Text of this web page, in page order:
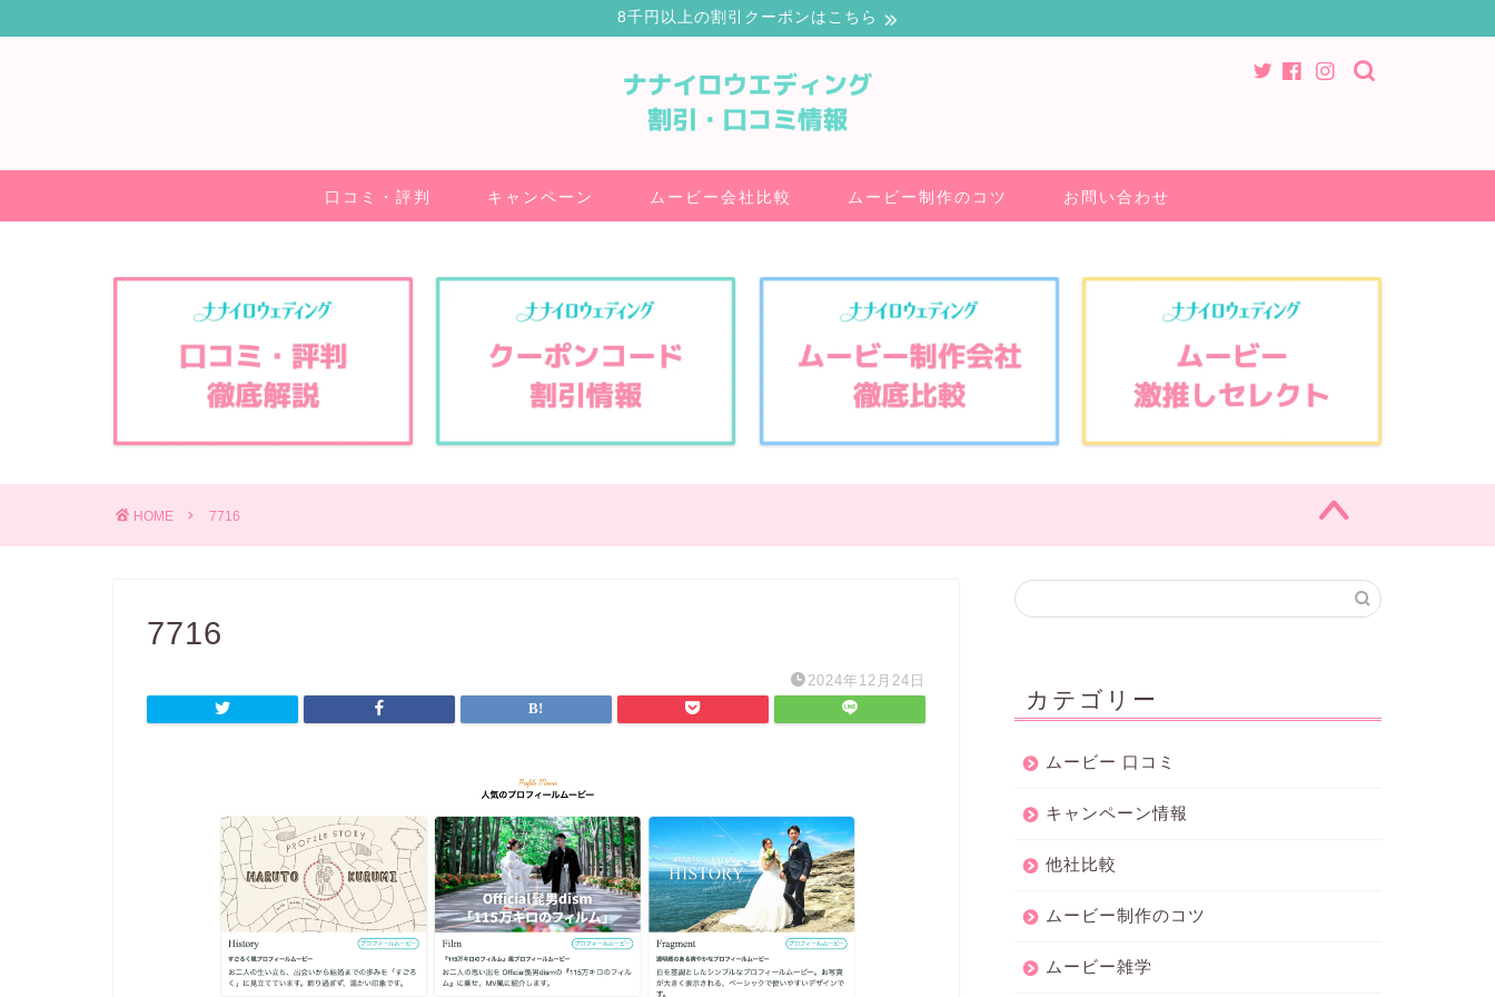
8千円以上の割引クーポンはこちら
口コミ・評判 キャンペーン ムービー会社比較 ムービー制作のコツ お問い合わせ
HOME 7716
7716
2024年12月24日
カテゴリー
ムービー 口コミ
キャンペーン情報
他社比較
ムービー制作のコツ
ムービー雑学